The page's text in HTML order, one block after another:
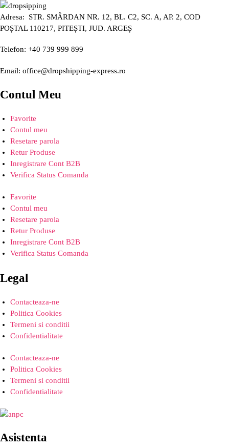
Adresa: STR. SMÂRDAN NR. 12, BL. C2, SC. A, AP. 2, COD
POȘTAL 110217, PITEȘTI, JUD. ARGEȘ
Telefon: +40 739 999 899
Email: office@dropshipping-express.ro
Contul Meu
Favorite
Contul meu
Resetare parola
Retur Produse
Inregistrare Cont B2B
Verifica Status Comanda
Favorite
Contul meu
Resetare parola
Retur Produse
Inregistrare Cont B2B
Verifica Status Comanda
Legal
Contacteaza-ne
Politica Cookies
Termeni si conditii
Confidentialitate
Contacteaza-ne
Politica Cookies
Termeni si conditii
Confidentialitate
Asistenta